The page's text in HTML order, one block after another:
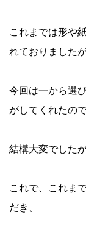
これまでは形や
れておりました
今回は一から選
がしてくれたので
結構大変でした
これで、これま
だき、